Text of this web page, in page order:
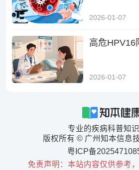
2026-01-07
高危HPV16
2026-01-07
专业的疾病科普知
版权所有 © 广州知本信息
粤ICP备
免责声明：本站内容仅供参考